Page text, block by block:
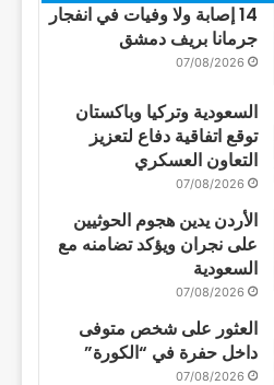
14 إصابة ولا وفيات في انفجار
جرمانا بريف دمشق
07/08/2026
السعودية وتركيا وباكستان
توقع اتفاقية دفاع لتعزيز
التعاون العسكري
07/08/2026
الأردن يدين هجوم الحوثيين
على نجران ويؤكد تضامنه مع
السعودية
07/08/2026
العثور على شخص متوفى
داخل حفرة في “الكورة”
07/08/2026